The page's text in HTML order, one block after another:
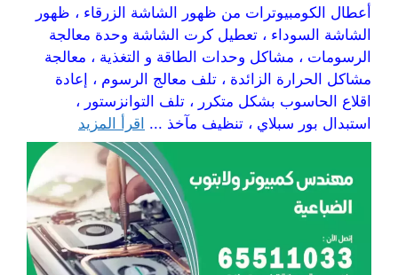
أعطال الكومبيوترات من ظهور الشاشة الزرقاء ، ظهور
الشاشة السوداء ، تعطيل كرت الشاشة وحدة معالجة
الرسومات ، مشاكل وحدات الطاقة و التغذية ، معالجة
مشاكل الحرارة الزائدة ، تلف معالج الرسوم ، إعادة
اقلاع الحاسوب بشكل متكرر ، تلف التوانزستور ،
استبدال بور سبلاي ، تنظيف مآخذ ... اقرأ المزيد